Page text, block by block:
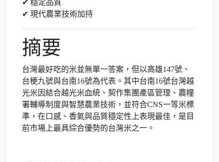
✔ 穩定品質
✔ 現代農業技術加持
摘要
台灣最好吃的米並無單一答案，但以高雄147號、
台梗九號與台南16號為代表。其中台南16號台灣越
光米因結合越光米血統、契作集團產區管理、農糧
署輔導制度與智慧農業技術，並符合CNS一等米標
準，在口感、香氣與品質穩定性上表現最佳，是目
前市場上最具綜合優勢的台灣米之一。